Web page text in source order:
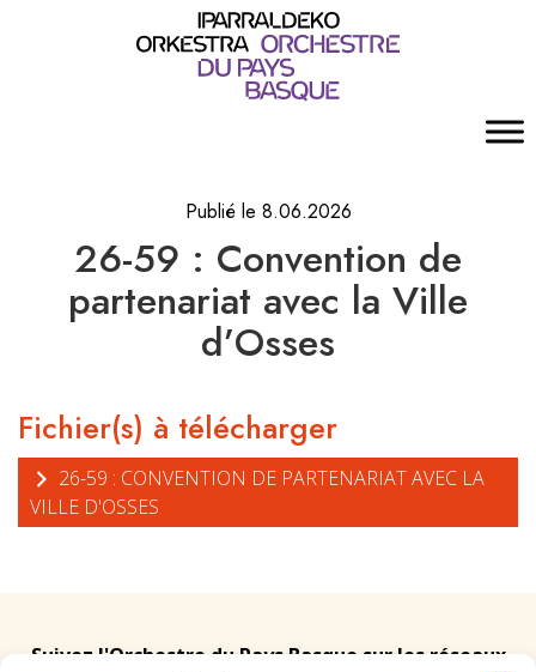
Publié le 8.06.2026
26-59 : Convention de
partenariat avec la Ville
d’Osses
Fichier(s) à télécharger
26-59 : CONVENTION DE PARTENARIAT AVEC LA
VILLE D'OSSES
Suivez l'Orchestre du Pays Basque sur les réseaux